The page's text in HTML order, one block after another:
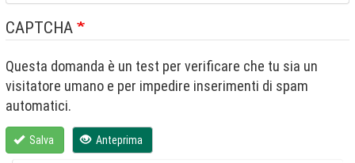
CAPTCHA
Questa domanda è un test per verificare che tu sia un
visitatore umano e per impedire inserimenti di spam
automatici.
Salva Anteprima